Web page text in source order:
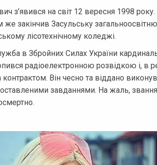
з’явився на світ 12 вересня 1998
же закінчив Засульську
лісотехнічному коледжі.
в Збройних Силах України
радіоелектронною розвідкою і, в
контрактом. Він чесно та віддано
завданнями. На жаль,